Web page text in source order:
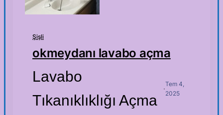
Şişli
okmeydanı lavabo açma
Lavabo
Tıkanıklıklığı Açma
·
Tem 4,
2025